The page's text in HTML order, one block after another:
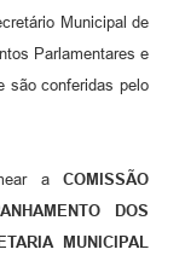
Municipal de
Parlamentares e
são conferidas pelo
a COMISSÃO
DOS
MUNICIPAL